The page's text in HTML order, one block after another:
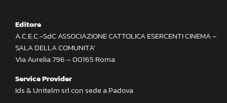
Editore
A.C.E.C.-SdC ASSOCIAZIONE CATTOLICA ESERCENTI CINEMA –
SALA DELLA COMUNITA’
Via Aurelia 796 – 00165 Roma
Service Provider
Ids & Unitelm srl con sede a Padova